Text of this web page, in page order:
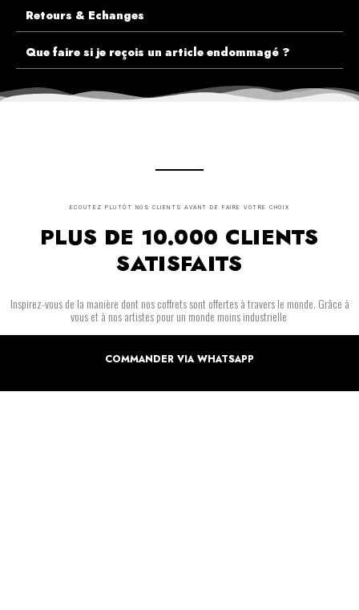
Retours & Echanges
Que faire si je reçois un article endommagé ?
ECOUTEZ PLUTÔT NOS CLIENTS AVANT DE FAIRE VOTRE CHOIX
PLUS DE 10.000 CLIENTS
SATISFAITS
Inspirez-vous de la manière dont nos coffrets sont offertes à travers le monde. Grâce à
vous et à nos artistes pour un monde moins industrielle
COMMANDER VIA WHATSAPP